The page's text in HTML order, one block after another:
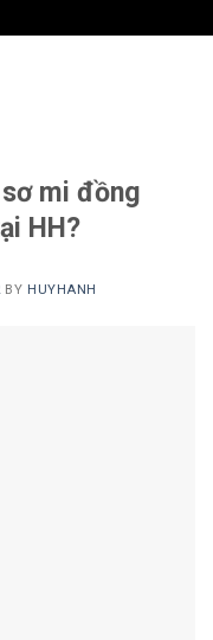
mi đồng
HH?
BY HUYHANH